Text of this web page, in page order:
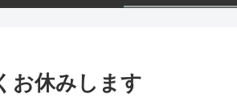
お休みします